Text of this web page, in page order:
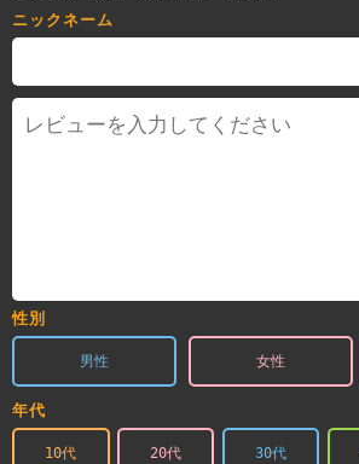
ニックネーム
性別
男性 女性
年代
10代 20代 30代